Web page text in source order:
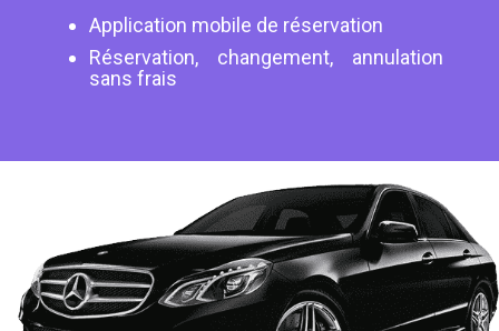
Application mobile de réservation
Réservation, changement, annulation
sans frais